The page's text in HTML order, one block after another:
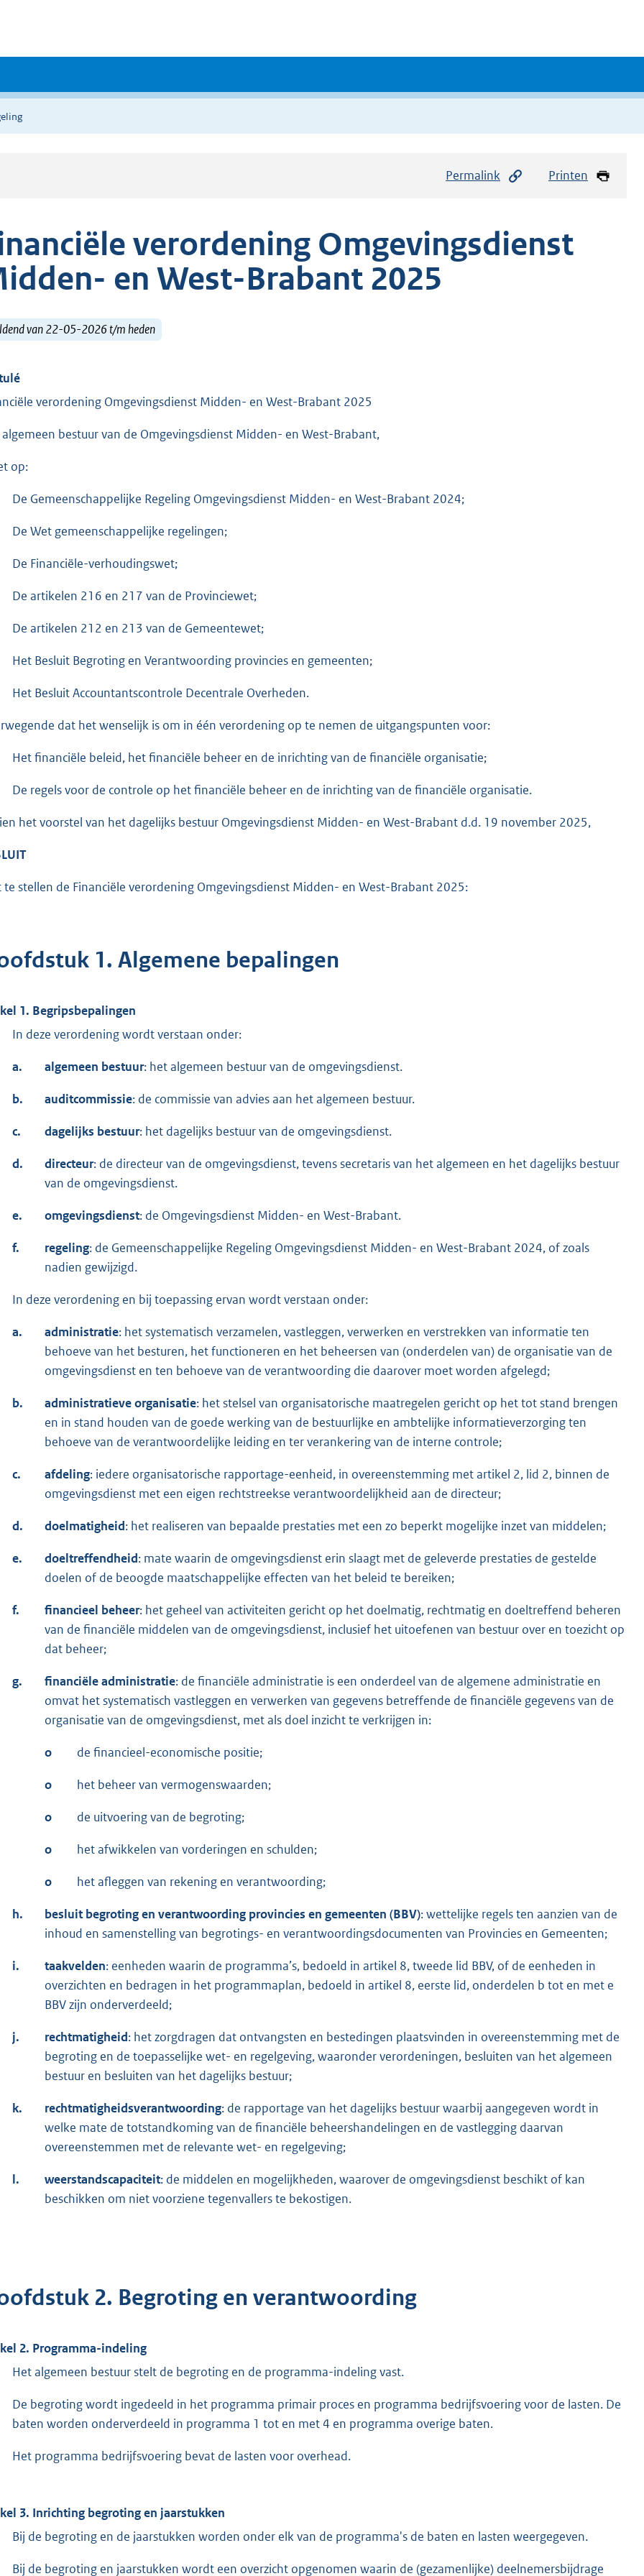
Permalink Printen
verordening Omgevingsdienst
en West-Brabant 2025
van 22-05-2026 t/m heden
verordening Omgevingsdienst Midden- en West-Brabant 2025
bestuur van de Omgevingsdienst Midden- en West-Brabant,
op:
De Gemeenschappelijke Regeling Omgevingsdienst Midden- en West-Brabant 2024;
De Wet gemeenschappelijke regelingen;
De Financiële-verhoudingswet;
De artikelen 216 en 217 van de Provinciewet;
De artikelen 212 en 213 van de Gemeentewet;
Het Besluit Begroting en Verantwoording provincies en gemeenten;
Het Besluit Accountantscontrole Decentrale Overheden.
dat het wenselijk is om in één verordening op te nemen de uitgangspunten voor:
Het financiële beleid, het financiële beheer en de inrichting van de financiële organisatie;
De regels voor de controle op het financiële beheer en de inrichting van de financiële organisatie.
het voorstel van het dagelijks bestuur Omgevingsdienst Midden- en West-Brabant d.d. 19 november 2025,
te stellen de Financiële verordening Omgevingsdienst Midden- en West-Brabant 2025:
1. Algemene bepalingen
1. Begripsbepalingen
In deze verordening wordt verstaan onder:
a. algemeen bestuur: het algemeen bestuur van de omgevingsdienst.
b. auditcommissie: de commissie van advies aan het algemeen bestuur.
c. dagelijks bestuur: het dagelijks bestuur van de omgevingsdienst.
d. directeur: de directeur van de omgevingsdienst, tevens secretaris van het algemeen en het dagelijks bestuur
van de omgevingsdienst.
e. omgevingsdienst: de Omgevingsdienst Midden- en West-Brabant.
f. regeling: de Gemeenschappelijke Regeling Omgevingsdienst Midden- en West-Brabant 2024, of zoals
nadien gewijzigd.
In deze verordening en bij toepassing ervan wordt verstaan onder:
a. administratie: het systematisch verzamelen, vastleggen, verwerken en verstrekken van informatie ten
behoeve van het besturen, het functioneren en het beheersen van (onderdelen van) de organisatie van de
omgevingsdienst en ten behoeve van de verantwoording die daarover moet worden afgelegd;
b. administratieve organisatie: het stelsel van organisatorische maatregelen gericht op het tot stand brengen
en in stand houden van de goede werking van de bestuurlijke en ambtelijke informatieverzorging ten
behoeve van de verantwoordelijke leiding en ter verankering van de interne controle;
c. afdeling: iedere organisatorische rapportage-eenheid, in overeenstemming met artikel 2, lid 2, binnen de
omgevingsdienst met een eigen rechtstreekse verantwoordelijkheid aan de directeur;
d. doelmatigheid: het realiseren van bepaalde prestaties met een zo beperkt mogelijke inzet van middelen;
e. doeltreffendheid: mate waarin de omgevingsdienst erin slaagt met de geleverde prestaties de gestelde
doelen of de beoogde maatschappelijke effecten van het beleid te bereiken;
f. financieel beheer: het geheel van activiteiten gericht op het doelmatig, rechtmatig en doeltreffend beheren
van de financiële middelen van de omgevingsdienst, inclusief het uitoefenen van bestuur over en toezicht op
dat beheer;
g. financiële administratie: de financiële administratie is een onderdeel van de algemene administratie en
omvat het systematisch vastleggen en verwerken van gegevens betreffende de financiële gegevens van de
organisatie van de omgevingsdienst, met als doel inzicht te verkrijgen in:
o de financieel-economische positie;
o het beheer van vermogenswaarden;
o de uitvoering van de begroting;
o het afwikkelen van vorderingen en schulden;
o het afleggen van rekening en verantwoording;
h. besluit begroting en verantwoording provincies en gemeenten (BBV): wettelijke regels ten aanzien van de
inhoud en samenstelling van begrotings- en verantwoordingsdocumenten van Provincies en Gemeenten;
i. taakvelden: eenheden waarin de programma’s, bedoeld in artikel 8, tweede lid BBV, of de eenheden in
overzichten en bedragen in het programmaplan, bedoeld in artikel 8, eerste lid, onderdelen b tot en met e
BBV zijn onderverdeeld;
j. rechtmatigheid: het zorgdragen dat ontvangsten en bestedingen plaatsvinden in overeenstemming met de
begroting en de toepasselijke wet- en regelgeving, waaronder verordeningen, besluiten van het algemeen
bestuur en besluiten van het dagelijks bestuur;
k. rechtmatigheidsverantwoording: de rapportage van het dagelijks bestuur waarbij aangegeven wordt in
welke mate de totstandkoming van de financiële beheershandelingen en de vastlegging daarvan
overeenstemmen met de relevante wet- en regelgeving;
l. weerstandscapaciteit: de middelen en mogelijkheden, waarover de omgevingsdienst beschikt of kan
beschikken om niet voorziene tegenvallers te bekostigen.
2. Begroting en verantwoording
2. Programma-indeling
Het algemeen bestuur stelt de begroting en de programma-indeling vast.
De begroting wordt ingedeeld in het programma primair proces en programma bedrijfsvoering voor de lasten. De
baten worden onderverdeeld in programma 1 tot en met 4 en programma overige baten.
Het programma bedrijfsvoering bevat de lasten voor overhead.
3. Inrichting begroting en jaarstukken
Bij de begroting en de jaarstukken worden onder elk van de programma's de baten en lasten weergegeven.
Bij de begroting en jaarstukken wordt een overzicht opgenomen waarin de (gezamenlijke) deelnemersbijdrage